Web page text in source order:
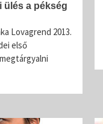
ülés a pékség
Lovagrend 2013.
első